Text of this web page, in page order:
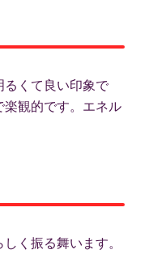
くて良い印象で
観的です。エネル
く振る舞います。